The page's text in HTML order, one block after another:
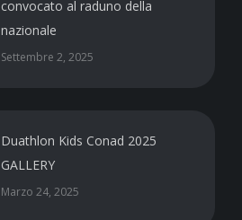
convocato al raduno della
nazionale
Settembre 2, 2025
Duathlon Kids Conad 2025
GALLERY
Marzo 24, 2025